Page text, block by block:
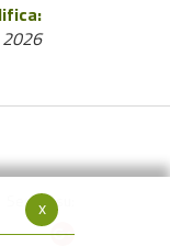
Seguici su:
x